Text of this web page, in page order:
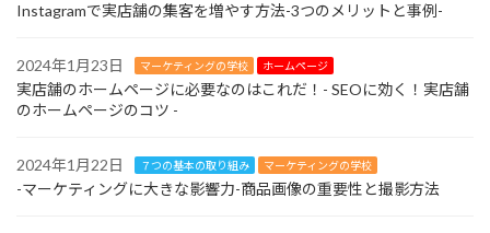
Instagramで実店舗の集客を増やす方法-3つのメリットと事例-
2024年1月23日 マーケティングの学校 ホームページ
実店舗のホームページに必要なのはこれだ！- SEOに効く！実店舗
のホームページのコツ -
2024年1月22日 ７つの基本の取り組み マーケティングの学校
-マーケティングに大きな影響力-商品画像の重要性と撮影方法